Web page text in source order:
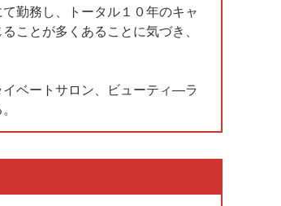
勤務し、トータル１０年のキャ
ことが多くあることに気づき、
ベートサロン、ビューティ―ラ